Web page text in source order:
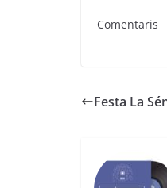
Comentaris
Festa La